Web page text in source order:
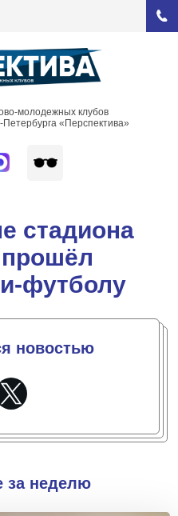
молодежных клубов
«Перспектива»
стадиона
прошёл
футболу
новостью
за неделю